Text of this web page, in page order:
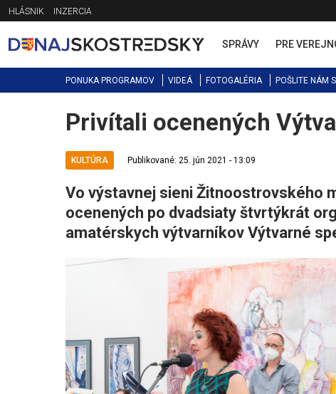
Jump
to
navigation
HLÁSNIK INZERCIA
SPRÁVY PRE
PONUKA PROGRAMOV VIDEÁ FOTOGALÉRIA POŠLITE NÁM
Back
to
Privítali ocenených
KULTÚRA Publikované: 25. jún 2021 - 13:09
Vo výstavnej sieni Žitnoostrovského
ocenených po dvadsiaty štvrtýkrát
amatérskych výtvarníkov Výtvarné